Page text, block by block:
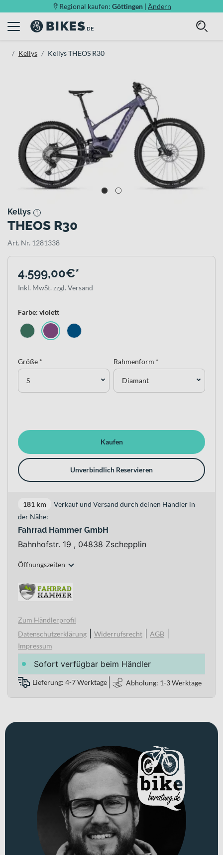
Regional kaufen: Göttingen | Ändern
Kellys Kellys THEOS R30
Kellys
THEOS R30
Art. Nr. 1281338
4.599,00€*
Inkl. MwSt. zzgl. Versand
Farbe: violett
Größe *
S
Rahmenform *
Diamant
Kaufen
Unverbindlich Reservieren
181 km
Verkauf und Versand durch deinen Händler in
der Nähe:
Fahrrad Hammer GmbH
Bahnhofstr. 19 , 04838 Zschepplin
Öffnungszeiten
Zum Händlerprofil
Datenschutzerklärung
Widerrufsrecht AGB
Impressum
Sofort verfügbar beim Händler
Lieferung: 4-7 Werktage Abholung: 1-3 Werktage